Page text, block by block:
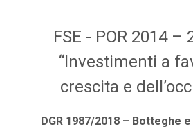
FSE - POR 2014 –
“Investimenti a
crescita e
DGR 1987/2018 – Botteghe